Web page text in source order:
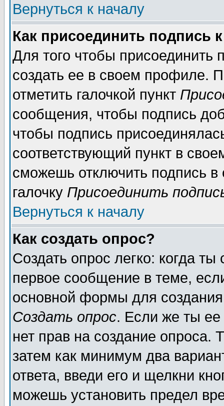
Вернуться к началу
Как присоединить подпись
Для того чтобы присоединить
создать ее в своем профиле.
отметить галочкой пункт
сообщения, чтобы подпись
чтобы подпись
соответствующий пункт в
сможешь отключить подпись
галочку Присоединить
Вернуться к началу
Как создать опрос?
Создать опрос легко: когда
первое сообщение в теме,
основной формы для
Создать опрос. Если же ты ее
нет прав на создание опроса.
затем как минимум два
ответа, введи его и щелкни
можешь установить предел